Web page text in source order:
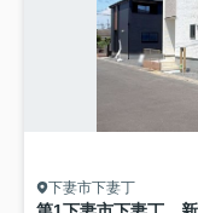
下妻市下妻丁